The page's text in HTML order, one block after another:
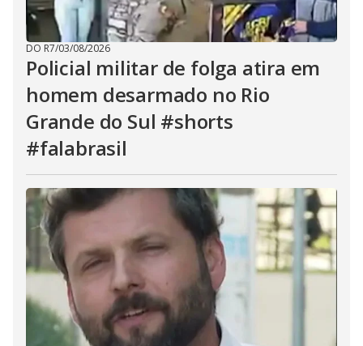
DO R7/03/08/2026
Policial militar de folga atira em
homem desarmado no Rio
Grande do Sul #shorts
#falabrasil